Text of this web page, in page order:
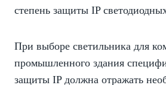
степень защиты IP
При выборе светильника для
промышленного здания
защиты IP должна отражать